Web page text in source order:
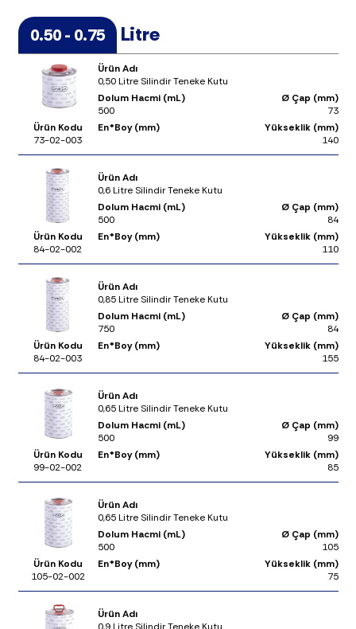
0.50 - 0.75 Litre
Ürün Adı
0,50 Litre Silindir Teneke Kutu
Dolum Hacmi (mL)
500
Ø Çap (mm)
73
Ürün Kodu
73-02-003
En*Boy (mm)
Yükseklik (mm)
140
Ürün Adı
0,6 Litre Silindir Teneke Kutu
Dolum Hacmi (mL)
500
Ø Çap (mm)
84
Ürün Kodu
84-02-002
En*Boy (mm)
Yükseklik (mm)
110
Ürün Adı
0,85 Litre Silindir Teneke Kutu
Dolum Hacmi (mL)
750
Ø Çap (mm)
84
Ürün Kodu
84-02-003
En*Boy (mm)
Yükseklik (mm)
155
Ürün Adı
0,65 Litre Silindir Teneke Kutu
Dolum Hacmi (mL)
500
Ø Çap (mm)
99
Ürün Kodu
99-02-002
En*Boy (mm)
Yükseklik (mm)
85
Ürün Adı
0,65 Litre Silindir Teneke Kutu
Dolum Hacmi (mL)
500
Ø Çap (mm)
105
Ürün Kodu
105-02-002
En*Boy (mm)
Yükseklik (mm)
75
Ürün Adı